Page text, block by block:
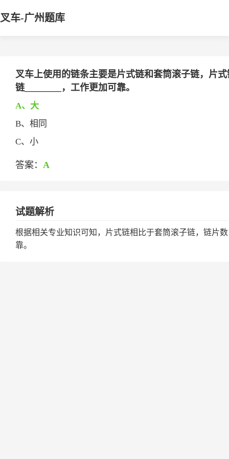
叉车-广州题库
叉车上使用的链条主要是片式链和套筒滚子链，片
链________，工作更加可靠。
A、大
B、相同
C、小
答案： A
试题解析
根据相关专业知识可知，片式链相比于套筒滚子链，链片
靠。